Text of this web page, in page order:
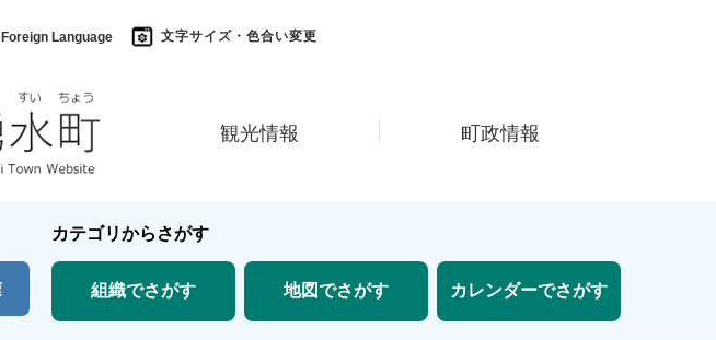
Foreign Language 文字サイズ・色合い変更
観光情報 町政情報
カテゴリからさがす
組織でさがす 地図でさがす カレンダーでさがす